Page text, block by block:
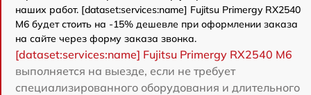
наших работ. [dataset:services:name] Fujitsu Primergy RX2540
M6 будет стоить на -15% дешевле при оформлении заказа
на сайте через форму заказа звонка.
[dataset:services:name] Fujitsu Primergy RX2540 M6
выполняется на выезде, если не требует
специализированного оборудования и длительного